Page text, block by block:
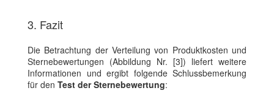
3. Fazit
Die Betrachtung der Verteilung von Produktkosten und
Sternebewertungen (Abbildung Nr. [3]) liefert weitere
Informationen und ergibt folgende Schlussbemerkung
für den Test der Sternebewertung: